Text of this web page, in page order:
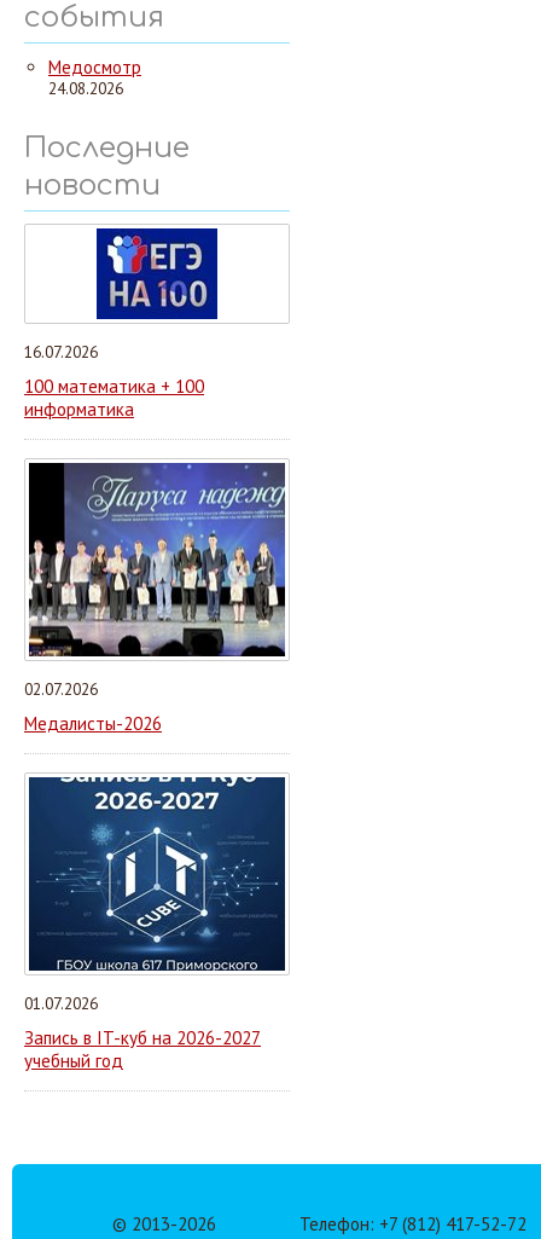
события
Медосмотр
24.08.2026
Последние
новости
16.07.2026
100 математика + 100
информатика
02.07.2026
Медалисты-2026
01.07.2026
Запись в IT-куб на 2026-2027
учебный год
© 2013-2026 Телефон: +7 (812) 417-52-72